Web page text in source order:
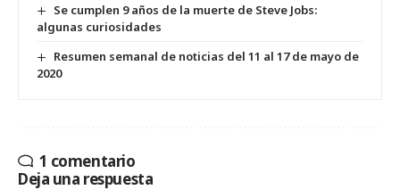
Se cumplen 9 años de la muerte de Steve Jobs:
algunas curiosidades
Resumen semanal de noticias del 11 al 17 de mayo de
2020
1 comentario
Deja una respuesta